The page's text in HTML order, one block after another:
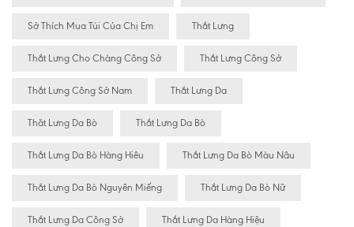
Sở Thích Mua Túi Của Chị Em Thắt Lưng
Thắt Lưng Cho Chàng Công Sở Thắt Lưng Công Sở
Thắt Lưng Công Sở Nam Thắt Lưng Da
Thăt Lưng Da Bò Thắt Lưng Da Bò
Thắt Lưng Da Bò Hàng Hiêu Thắt Lưng Da Bò Màu Nâu
Thắt Lưng Da Bò Nguyên Miếng Thắt Lưng Da Bò Nữ
Thắt Lưng Da Công Sở Thắt Lưng Da Hàng Hiệu